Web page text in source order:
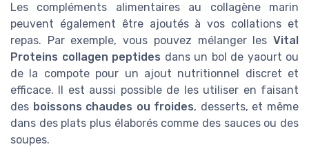
Les compléments alimentaires au collagène marin
peuvent également être ajoutés à vos collations et
repas. Par exemple, vous pouvez mélanger les Vital
Proteins collagen peptides dans un bol de yaourt ou
de la compote pour un ajout nutritionnel discret et
efficace. Il est aussi possible de les utiliser en faisant
des boissons chaudes ou froides, desserts, et même
dans des plats plus élaborés comme des sauces ou des
soupes.